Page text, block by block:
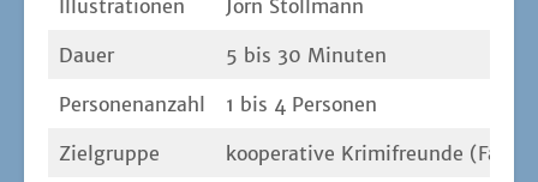
Illus­tra­tio­nen Jörn Stoll­mann
Dau­er 5 bis 30 Minuten
Per­so­nen­an­zahl 1 bis 4 Personen
Ziel­grup­pe koope­ra­ti­ve Kri­mi­freun­de